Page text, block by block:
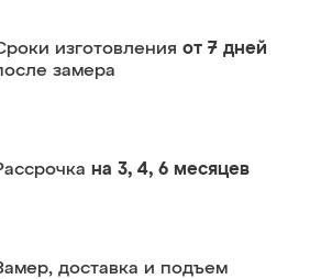
изготовления от 7 дней
замера
на 3, 4, 6 месяцев
доставка и подъем